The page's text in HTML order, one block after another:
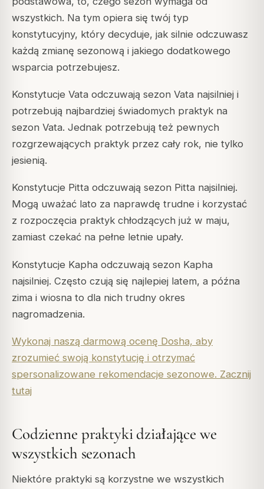
wszystkich. Na tym opiera się twój typ
konstytucyjny, który decyduje, jak silnie odczuwasz
każdą zmianę sezonową i jakiego dodatkowego
wsparcia potrzebujesz.
Konstytucje Vata odczuwają sezon Vata najsilniej i
potrzebują najbardziej świadomych praktyk na
sezon Vata. Jednak potrzebują też pewnych
rozgrzewających praktyk przez cały rok, nie tylko
jesienią.
Konstytucje Pitta odczuwają sezon Pitta najsilniej.
Mogą uważać lato za naprawdę trudne i korzystać
z rozpoczęcia praktyk chłodzących już w maju,
zamiast czekać na pełne letnie upały.
Konstytucje Kapha odczuwają sezon Kapha
najsilniej. Często czują się najlepiej latem, a późna
zima i wiosna to dla nich trudny okres
nagromadzenia.
Wykonaj naszą darmową ocenę Dosha, aby
zrozumieć swoją konstytucję i otrzymać
spersonalizowane rekomendacje sezonowe. Zacznij
tutaj
Codzienne praktyki działające we
wszystkich sezonach
Niektóre praktyki są korzystne we wszystkich